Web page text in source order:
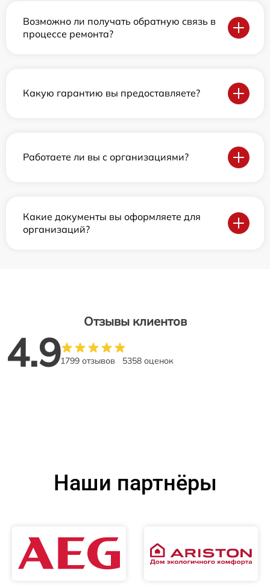
Возможно ли получать обратную связь в
процессе ремонта?
Какую гарантию вы предоставляете?
Работаете ли вы с организациями?
Какие документы вы оформляете для
организаций?
Отзывы клиентов
4.91799 отзывов 5358 оценок
Наши партнёры